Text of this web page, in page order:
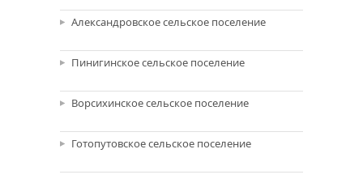
Александровское сельское поселение
Пинигинское сельское поселение
Ворсихинское сельское поселение
Готопутовское сельское поселение